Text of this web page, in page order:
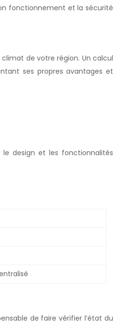
fonctionnement et la sécurité
de votre région. Un calcul
ses propres avantages et
design et les fonctionnalités
de faire vérifier l’état du